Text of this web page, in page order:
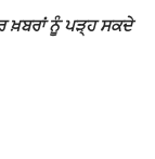
ਖ਼ਬਰਾਂ ਨੂੰ ਪੜ੍ਹ ਸਕਦੇ